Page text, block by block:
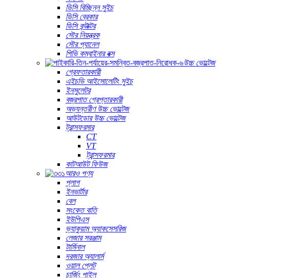
ডিসি বিচ্ছিন্ন সুইচ
ডিসি ব্রেকার
ডিসি কন্টাক্টর
সৌর নিয়ন্ত্রক
সৌর প্যানেল
পিভি কম্বাইনার বক্স
উচ্চ ভোল্টেজ
গ্রেফতারকারী
এইচভি আইসোলেটিং সুইচ
ইনসুলেটর
বজ্রপাত গ্রেপ্তারকারী
অভ্যন্তরীণ উচ্চ ভোল্টেজ
আউটডোর উচ্চ ভোল্টেজ
ট্রান্সফরমার
CT
VT
ট্রান্সফরমার
কাটআউট ফিউজ
আরও পণ্য
প্লাগ
ইনভার্টার
বেল
সংকেত বাতি
ইউপিএস
ভ্যাকুয়াম অ্যাকসেসরিজ
লেজার সরঞ্জাম
টার্মিনাল
দরজার অ্যালার্ম
ওয়াল প্লেট
চার্জিং পাইল